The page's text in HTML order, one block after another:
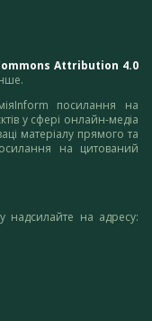
Attribution 4.0
посилання на
у сфері онлайн-медіа
матеріалу прямого та
на цитований
надсилайте на адресу: